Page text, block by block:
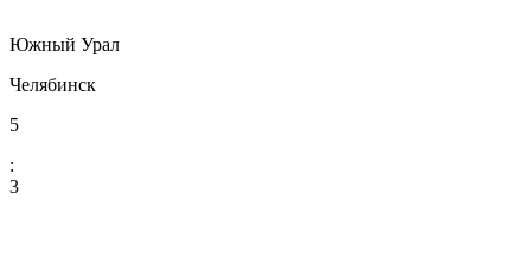
Южный Урал
Челябинск
5
:
3